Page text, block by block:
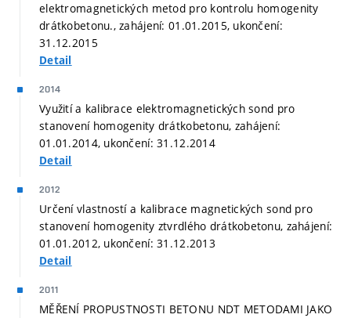
elektromagnetických metod pro kontrolu homogenity
drátkobetonu., zahájení: 01.01.2015, ukončení:
31.12.2015
Detail
2014
Využití a kalibrace elektromagnetických sond pro
stanovení homogenity drátkobetonu, zahájení:
01.01.2014, ukončení: 31.12.2014
Detail
2012
Určení vlastností a kalibrace magnetických sond pro
stanovení homogenity ztvrdlého drátkobetonu, zahájení:
01.01.2012, ukončení: 31.12.2013
Detail
2011
MĚŘENÍ PROPUSTNOSTI BETONU NDT METODAMI JAKO